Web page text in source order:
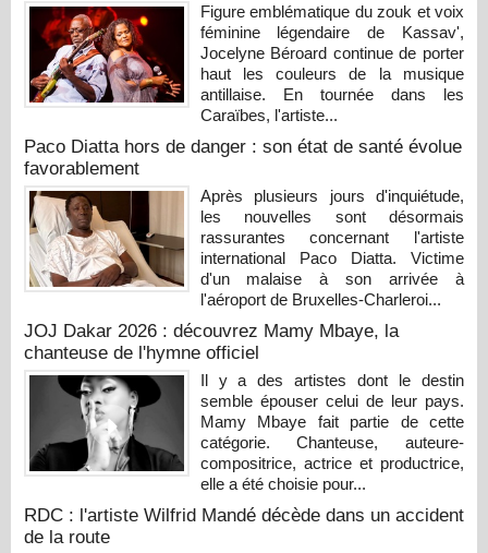
Figure emblématique du zouk et voix
féminine légendaire de Kassav',
Jocelyne Béroard continue de porter
haut les couleurs de la musique
antillaise. En tournée dans les
Caraïbes, l'artiste...
Paco Diatta hors de danger : son état de santé évolue
favorablement
Après plusieurs jours d'inquiétude,
les nouvelles sont désormais
rassurantes concernant l'artiste
international Paco Diatta. Victime
d'un malaise à son arrivée à
l'aéroport de Bruxelles-Charleroi...
JOJ Dakar 2026 : découvrez Mamy Mbaye, la
chanteuse de l'hymne officiel
Il y a des artistes dont le destin
semble épouser celui de leur pays.
Mamy Mbaye fait partie de cette
catégorie. Chanteuse, auteure-
compositrice, actrice et productrice,
elle a été choisie pour...
RDC : l'artiste Wilfrid Mandé décède dans un accident
de la route